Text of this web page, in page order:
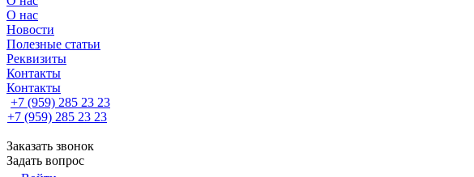
О нас
Новости
Полезные статьи
Реквизиты
Контакты
Контакты
+7 (959) 285 23 23
+7 (959) 285 23 23
Заказать звонок
Задать вопрос